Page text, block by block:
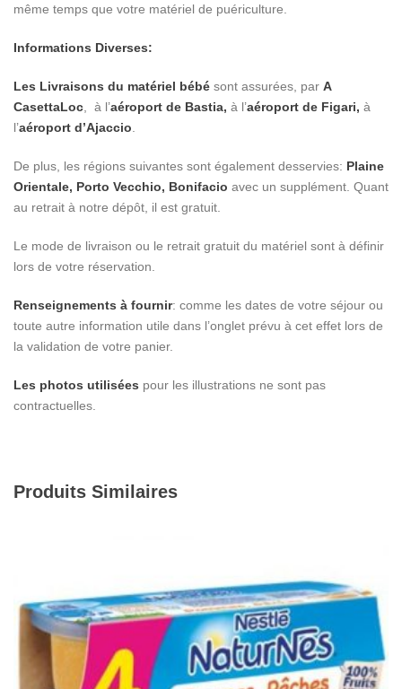
même temps que votre matériel de puériculture.
Informations Diverses:
Les Livraisons du matériel bébé sont assurées, par A
CasettaLoc , à l’aéroport de Bastia, à l’aéroport de Figari, à
l’aéroport d’Ajaccio
De plus, les régions suivantes sont également desservies: Plaine
Orientale, Porto Vecchio, Bonifacio avec un supplément. Quant
au retrait à notre dépôt, il est gratuit.
Le mode de livraison ou le retrait gratuit du matériel sont à définir
lors de votre réservation.
Renseignements à fournir: comme les dates de votre séjour ou
toute autre information utile dans l’onglet prévu à cet effet lors de
la validation de votre panier.
Les photos utilisées pour les illustrations ne sont pas
contractuelles.
Produits Similaires